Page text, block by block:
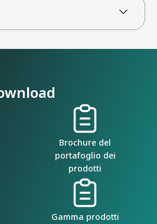
Brochure del
portafoglio dei
prodotti
Gamma prodotti